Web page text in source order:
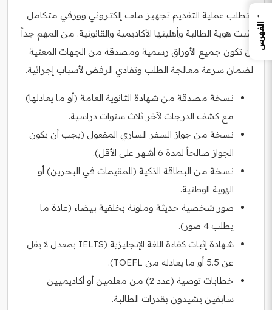
تتطلب عملية التقديم تجهيز ملف إلكتروني وورقي متكامل
يثبت هوية الطالبة وأهليتها الأكاديمية والقانونية. من المهم جداً
أن تكون جميع الأوراق رسمية ومصدقة من الجهات المعنية
لضمان سرعة معالجة الطلب وتفادي الرفض لأسباب إجرائية.
نسخة مصدقة من شهادة الثانوية العامة (أو ما يعادلها)
مع كشف الدرجات لآخر ثلاث سنوات دراسية.
نسخة من جواز السفر الساري المفعول (يجب أن يكون
الجواز صالحاً لمدة 6 أشهر على الأقل).
نسخة من البطاقة الذكية (للمقيمات في البحرين) أو
الهوية الوطنية.
صور شخصية حديثة وملونة بخلفية بيضاء (عادة ما
يطلب 4 صور).
شهادة إثبات كفاءة اللغة الإنجليزية (IELTS بمعدل لا يقل
عن 5.5 أو ما يعادله من TOEFL).
خطابات توصية (عدد 2) من معلمين أو أكاديميين
سابقين يشيدون بقدرات الطالبة.
←
الفهرس